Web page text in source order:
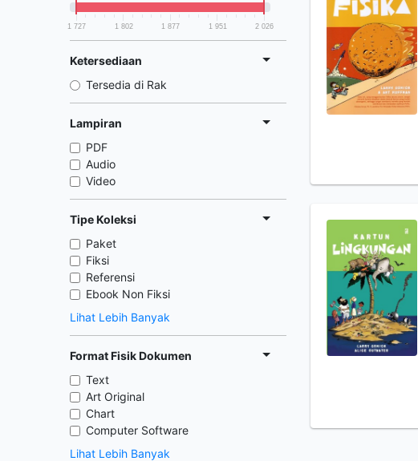
1 727 1 802 1 877 1 951 2 026
Ketersediaan
Tersedia di Rak
Lampiran
PDF
Audio
Video
Tipe Koleksi
Paket
Fiksi
Referensi
Ebook Non Fiksi
Lihat Lebih Banyak
Format Fisik Dokumen
Text
Art Original
Chart
Computer Software
Lihat Lebih Banyak